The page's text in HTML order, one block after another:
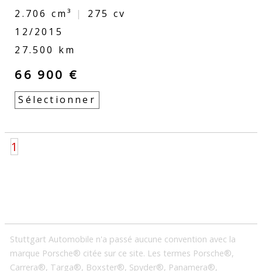
2.706 cm³ | 275 cv
12/2015
27.500 km
66 900 €
Sélectionner
1
Stuttgart Automobile n'a passé aucune convention avec la
marque Porsche® citée sur ce site. Les termes Porsche®,
Carrera®, Targa®, Boxster®, Spyder®, Panamera®,